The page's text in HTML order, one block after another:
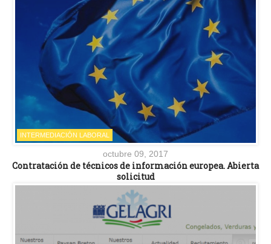
INTERMEDIACIÓN LABORAL
octubre 09, 2017
Contratación de técnicos de información europea. Abierta
solicitud